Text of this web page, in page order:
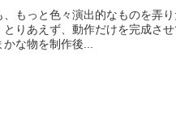
もっと色々演出的なものを弄り
りあえず、動作だけを完成させ
な物を制作後...